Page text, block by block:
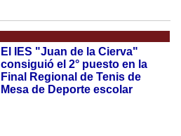
El IES "Juan de la Cierva"
consiguió el 2° puesto en la
Final Regional de Tenis de
Mesa de Deporte escolar